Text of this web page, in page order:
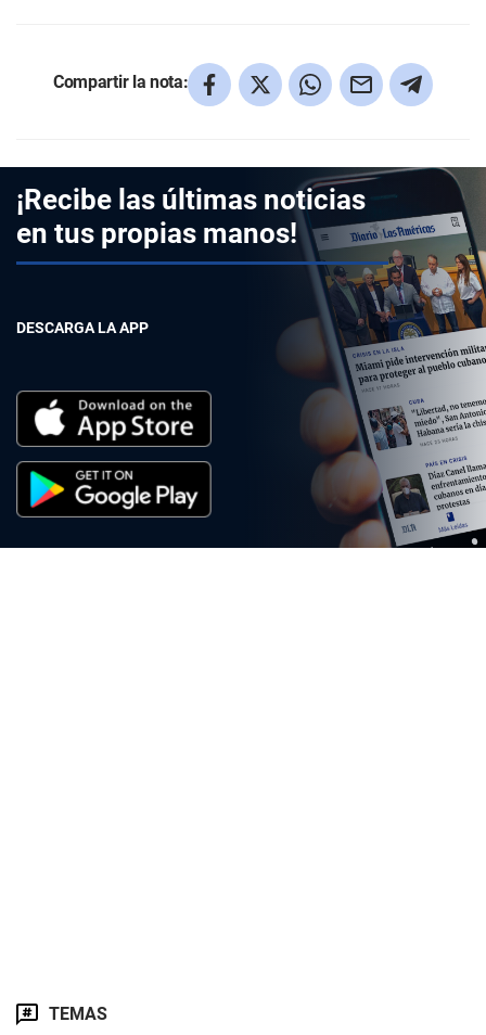
Compartir la nota:
¡Recibe las últimas noticias
en tus propias manos!
DESCARGA LA APP
TEMAS